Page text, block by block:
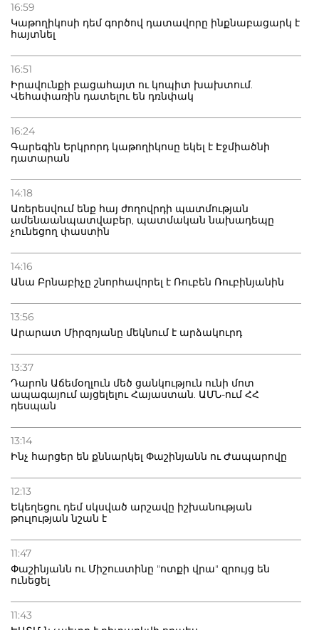
16:59
Կաթողիկոսի դեմ գործով դատավորը ինքնաբացարկ է
հայտնել
16:51
Իրավունքի բացահայտ ու կոպիտ խախտում.
Վեհափառին դատելու են դռնփակ
16:24
Գարեգին Երկրորդ կաթողիկոսը եկել է Էջմիածնի
դատարան
14:18
Առերեսվում ենք հայ ժողովրդի պատմության
ամենաանպատվաբեր, պատմական նախադեպը
չունեցող փաստին
14:16
Անա Բրնաբիչը շնորհավորել է Ռուբեն Ռուբինյանին
13:56
Արարատ Միրզոյանը մեկնում է արձակուրդ
13:37
Դարոն Աճեմօղլուն մեծ ցանկություն ունի մոտ
ապագայում այցելելու Հայաստան. ԱՄՆ-ում ՀՀ
դեսպան
13:14
Ինչ հարցեր են քննարկել Փաշինյանն ու Ժապարովը
12:13
Եկեղեցու դեմ սկսված արշավը իշխանության
թուլության նշան է
11:47
Փաշինյանն ու Միշուստինը "ոտքի վրա" զրույց են
ունեցել
11:43